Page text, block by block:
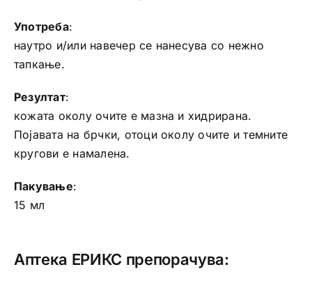
Употреба:
наутро и/или навечер се нанесува со нежно
тапкање.
Резултат:
кожата околу очите е мазна и хидрирана.
Појавата на брчки, отоци околу очите и темните
кругови е намалена.
Пакување:
15 мл
Аптека ЕРИКС препорачува: